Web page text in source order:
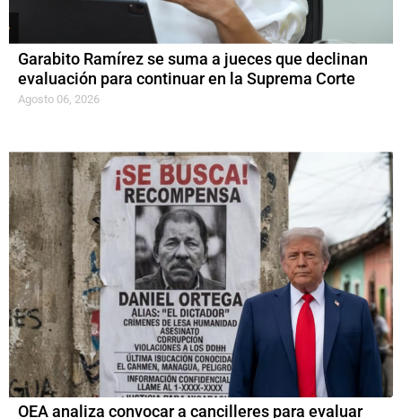
Garabito Ramírez se suma a jueces que declinan
evaluación para continuar en la Suprema Corte
Agosto 06, 2026
OEA analiza convocar a cancilleres para evaluar